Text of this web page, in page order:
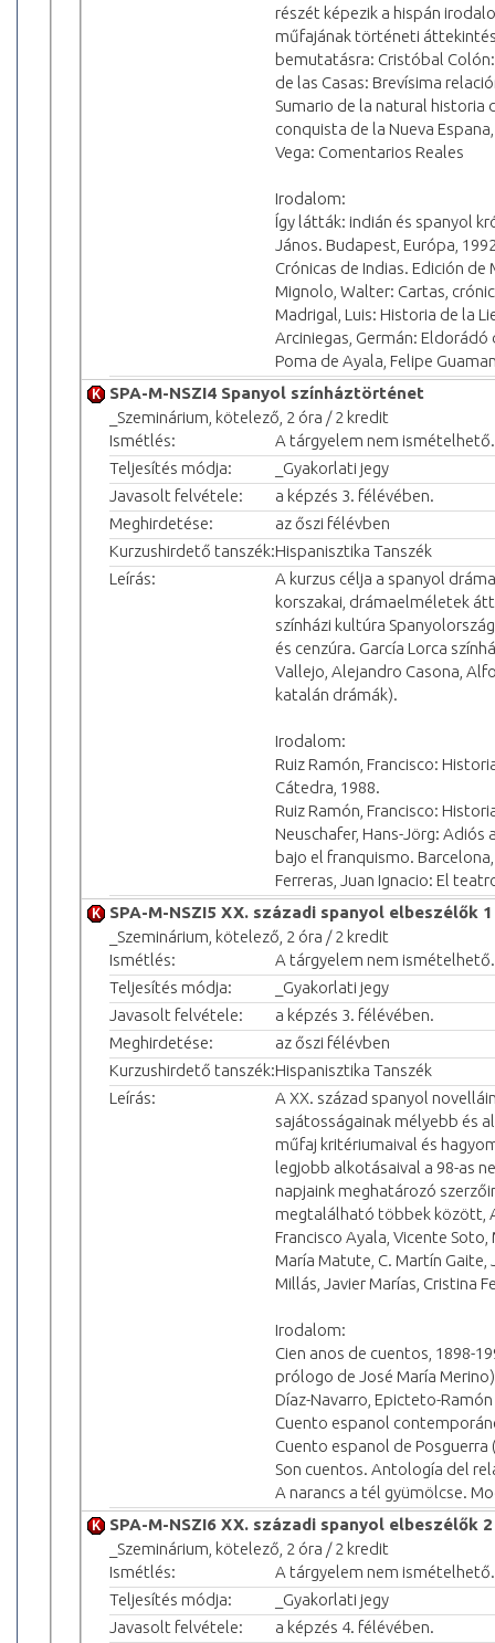
részét képezik a hispán
műfajának történeti
bemutatásra: Cristóbal
de las Casas: Brevísima
Sumario de la natural historia
conquista de la Nueva
Vega: Comentarios Reales
Irodalom:
Így látták: indián és spanyol
János. Budapest, Európa,
Crónicas de Indias. Edición de
Mignolo, Walter: Cartas,
Madrigal, Luis: Historia de la
Arciniegas, Germán:
Poma de Ayala, Felipe
SPA-M-NSZI4 Spanyol színháztörténet
_Szeminárium, kötelező, 2 óra / 2 kredit
Ismétlés:
A tárgyelem nem ismételhető.
Teljesítés módja:
_Gyakorlati jegy
Javasolt felvétele:
a képzés 3. félévében.
Meghirdetése:
az őszi félévben
Kurzushirdető tanszék:Hispanisztika Tanszék
Leírás:
A kurzus célja a spanyol
korszakai, drámaelméletek
színházi kultúra
és cenzúra. García Lorca
Vallejo, Alejandro Casona,
katalán drámák).
Irodalom:
Ruiz Ramón, Francisco:
Cátedra, 1988.
Ruiz Ramón, Francisco:
Neuschafer, Hans-Jörg: Adiós
bajo el franquismo.
Ferreras, Juan Ignacio: El
SPA-M-NSZI5 XX. századi spanyol elbeszélők 1
_Szeminárium, kötelező, 2 óra / 2 kredit
Ismétlés:
A tárgyelem nem ismételhető.
Teljesítés módja:
_Gyakorlati jegy
Javasolt felvétele:
a képzés 3. félévében.
Meghirdetése:
az őszi félévben
Kurzushirdető tanszék:Hispanisztika Tanszék
Leírás:
A XX. század spanyol
sajátosságainak mélyebb és
műfaj kritériumaival és
legjobb alkotásaival a 98-as
napjaink meghatározó
megtalálható többek között,
Francisco Ayala, Vicente
María Matute, C. Martín Gaite,
Millás, Javier Marías, Cristina
Irodalom:
Cien anos de cuentos, 1898-
prólogo de José María
Díaz-Navarro, Epicteto-
Cuento espanol
Cuento espanol de Posguerra
Son cuentos. Antología del
A narancs a tél gyümölcse.
SPA-M-NSZI6 XX. századi spanyol elbeszélők 2
_Szeminárium, kötelező, 2 óra / 2 kredit
Ismétlés:
A tárgyelem nem ismételhető.
Teljesítés módja:
_Gyakorlati jegy
Javasolt felvétele:
a képzés 4. félévében.